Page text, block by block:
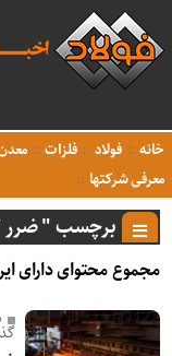
خانه فولاد فلزات
معرفی شرکتها
برچسب " ضرر ۷ میلیارد دلاری صنعت فولاد "
مجموع محتوای دارای